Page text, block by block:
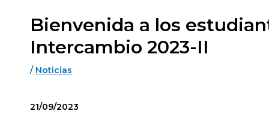
Bienvenida a los
Intercambio 2023-II
/ Noticias
21/09/2023